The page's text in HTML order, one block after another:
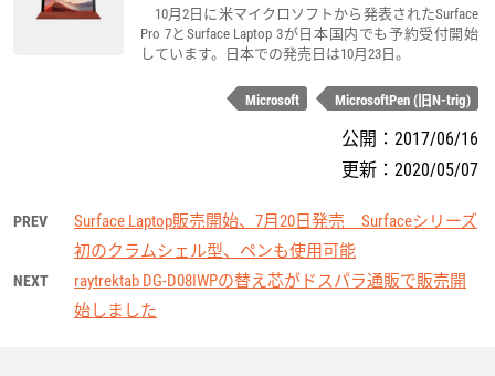
10月2日に米マイクロソフトから発表されたSurface
Pro 7とSurface Laptop 3が日本国内でも予約受付開始
しています。日本での発売日は10月23日。
Microsoft MicrosoftPen (旧N-trig)
公開： 2017/06/16
更新： 2020/05/07
PREV
Surface Laptop販売開始、7月20日発売 Surfaceシリーズ
初のクラムシェル型、ペンも使用可能
NEXT
raytrektab DG-D08IWPの替え芯がドスパラ通販で販売開
始しました